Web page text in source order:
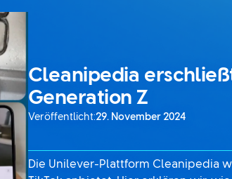
Cleanipedia
Generation Z
Veröffentlicht:29. November 2024
Die Unilever-Plattform Cleanipedia